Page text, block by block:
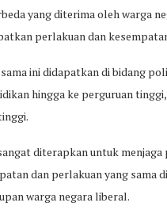
yang diterima oleh warga
perlakuan dan
ini didapatkan di bidang
hingga ke perguruan
diterapkan untuk
dan perlakuan yang sama
warga negara liberal.